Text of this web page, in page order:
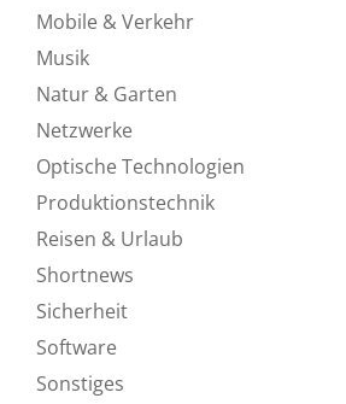
Mobile & Verkehr
Musik
Natur & Garten
Netzwerke
Optische Technologien
Produktionstechnik
Reisen & Urlaub
Shortnews
Sicherheit
Software
Sonstiges